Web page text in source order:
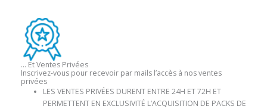
… Et Ventes Privées
Inscrivez-vous pour recevoir par mails l’accès à nos ventes
privées
LES VENTES PRIVÉES DURENT ENTRE 24H ET 72H ET
PERMETTENT EN EXCLUSIVITÉ L’ACQUISITION DE PACKS DE